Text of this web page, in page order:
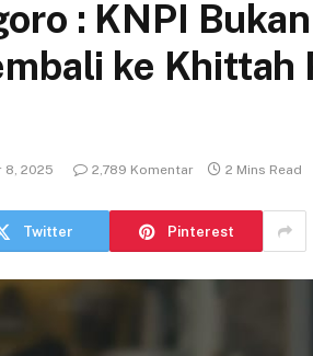
: KNPI
ke Khittah
8, 2025 2,789 Komentar 2 Mins Read
Twitter Pinterest